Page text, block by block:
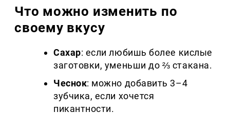
Что можно изменить по
своему вкусу
Сахар: если любишь более кислые
заготовки, уменьши до ⅔ стакана.
Чеснок: можно добавить 3–4
зубчика, если хочется
пикантности.